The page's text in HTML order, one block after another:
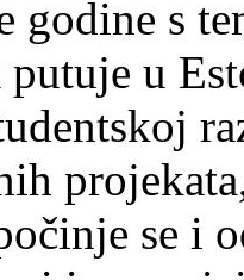
godine s
u
se i